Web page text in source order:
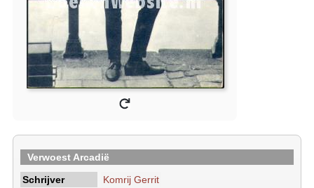
Verwoest Arcadië
Schrijver
Komrij Gerrit